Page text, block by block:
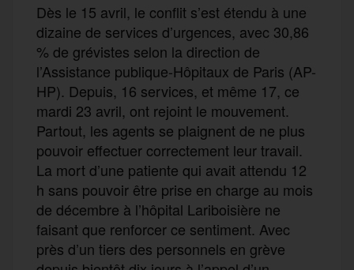
Dès le 15 avril, le conflit s’est étendu à une
dizaine de services d’urgences, avec 30,86
% de grévistes selon la direction de
l’Assistance publique-Hôpitaux de Paris (AP-
HP). Depuis, 16 services, et même 17, ce
mardi 23 avril, ont rejoint le mouvement.
Partout, les agents se plaignent de ne plus
pouvoir effectuer correctement leur travail.
La mort d’une patiente qui avait attendu 12
h sans pouvoir être prise en charge au mois
de décembre à l’hôpital Lariboisière ne
faisant que renforcer ce sentiment. Avec
près d’un tiers des personnels en grève